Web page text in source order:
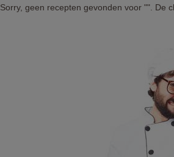
Sorry, geen recepten gevonden voor "". De